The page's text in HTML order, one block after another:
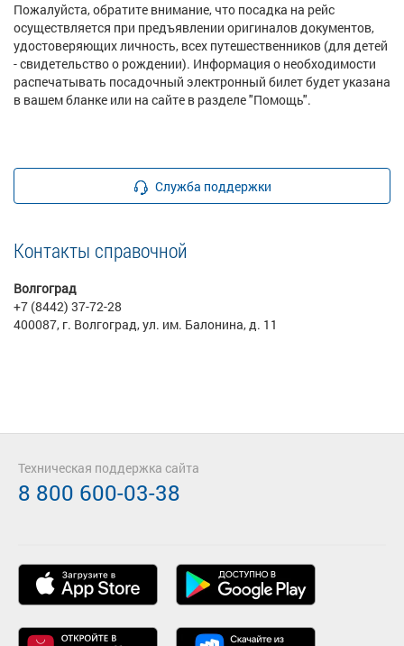
Пожалуйста, обратите внимание, что посадка на рейс
осуществляется при предъявлении оригиналов документов,
удостоверяющих личность, всех путешественников (для детей
- свидетельство о рождении). Информация о необходимости
распечатывать посадочный электронный билет будет указана
в вашем бланке или на сайте в разделе "Помощь".
Служба поддержки
Контакты справочной
Волгоград
+7 (8442) 37-72-28
400087, г. Волгоград, ул. им. Балонина, д. 11
Техническая поддержка сайта
8 800 600-03-38